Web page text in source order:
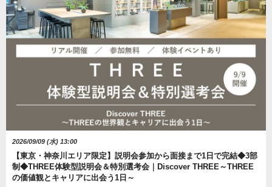
2026/09/09 (水) 13:00
【東京・神奈川エリア限定】説明会参加から面接まで1日で完結◆3部
制◆THREE体験型説明会＆特別選考会｜Discover THREE～THREE
の価値観とキャリアに出会う1日～